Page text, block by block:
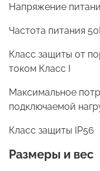
Напряжение
Частота питания
Класс защиты от
током Класс I
Максимальное
подключаемой
Класс защиты IP56
Размеры и вес